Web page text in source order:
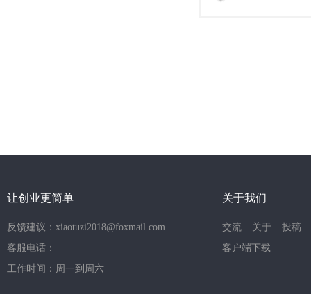
让创业更简单
反馈建议：xiaotuzi2018@foxmail.com
客服电话：
工作时间：周一到周六
关于我们
交流 关于
投稿
客户端下载